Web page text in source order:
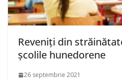
Reveniți din
școlile hunedorene
26 septembrie 2021